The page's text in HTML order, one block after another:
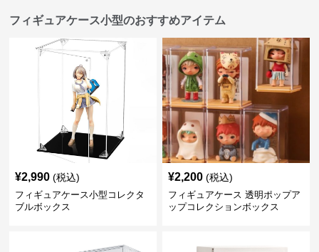
フィギュアケース小型のおすすめアイテム
¥2,990 (税込)
フィギュアケース小型コレクタ
ブルボックス
¥2,200 (税込)
フィギュアケース 透明ポップア
ップコレクションボックス